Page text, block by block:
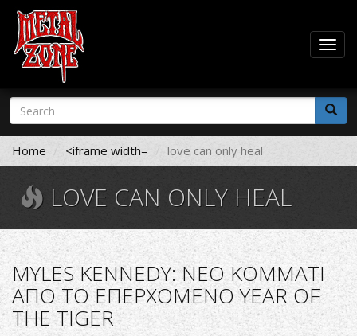
Skip
main
content
Search
form
Search
Home <iframe width= love can only heal
LOVE CAN ONLY HEAL
MYLES KENNEDY: ΝΕΟ ΚΟΜΜΑΤΙ
ΑΠΟ ΤΟ ΕΠΕΡΧΟΜΕΝΟ YEAR OF
THE TIGER